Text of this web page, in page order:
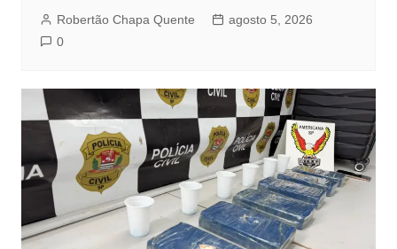
Robertão Chapa Quente
agosto 5, 2026
0